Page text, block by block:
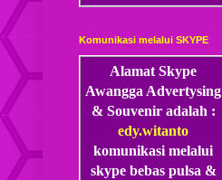
Komunikasi melalui SKYPE
Alamat Skype
Awangga Advertysing
& Souvenir adalah :
edy.witanto
komunikasi melalui
skype bebas pulsa &